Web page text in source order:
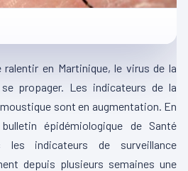
en Martinique, le virus de la
propager. Les indicateurs de la
sont en augmentation. En
épidémiologique de Santé
les indicateurs de surveillance
depuis plusieurs semaines une